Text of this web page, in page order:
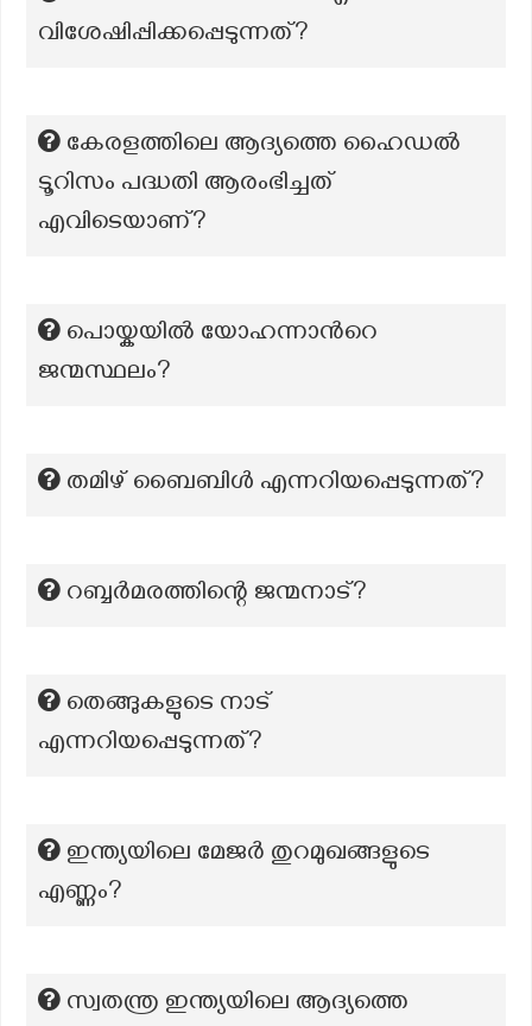
വിശേഷിപ്പിക്കപ്പെടുന്നത്?
കേരളത്തിലെ ആദ്യത്തെ ഹൈഡൽ
ടൂറിസം പദ്ധതി ആരംഭിച്ചത്
എവിടെയാണ്?
പൊയ്കയിൽ യോഹന്നാന്‍റെ
ജന്മസ്ഥലം?
തമിഴ് ബൈബിൾ എന്നറിയപ്പെടുന്നത്?
റബ്ബർമരത്തിന്റെ ജന്മനാട്?
തെങ്ങുകളുടെ നാട്
എന്നറിയപ്പെടുന്നത്?
ഇന്ത്യയിലെ മേജർ തുറമുഖങ്ങളുടെ
എണ്ണം?
സ്വതന്ത്ര ഇന്ത്യയിലെ ആദ്യത്തെ